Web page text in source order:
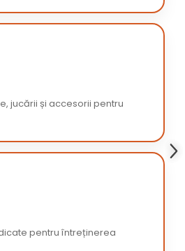
jucării și accesorii pentru
pentru întreținerea